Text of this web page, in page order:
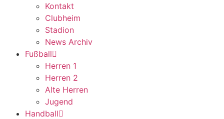
Kontakt
Clubheim
Stadion
News Archiv
Fußball
Herren 1
Herren 2
Alte Herren
Jugend
Handball